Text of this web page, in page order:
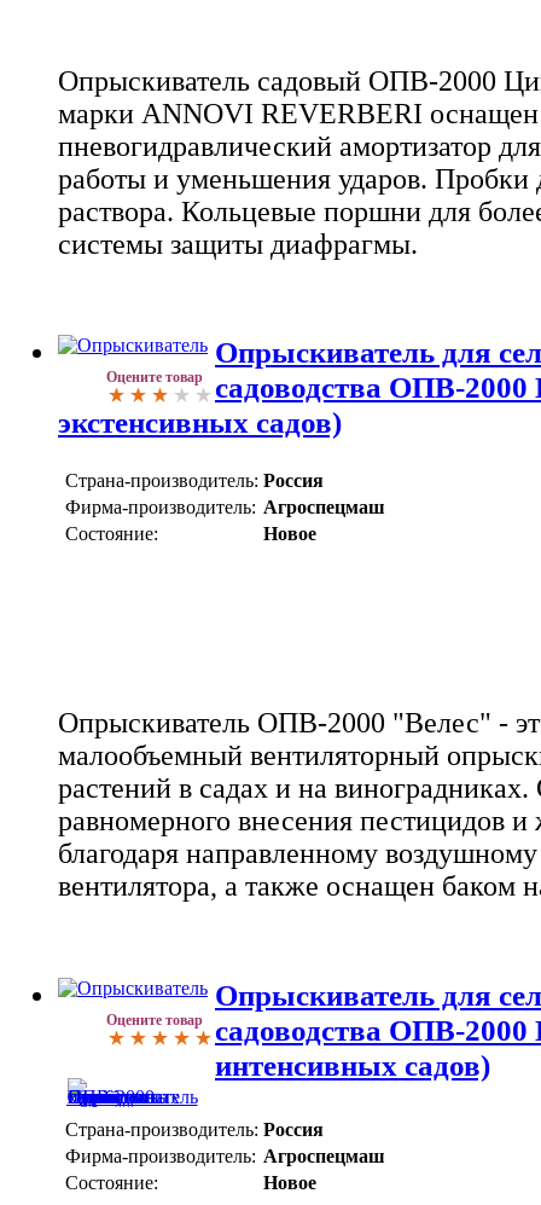
Опрыскиватель садовый ОПВ-2000
марки ANNOVI REVERBERI
пневогидравлический амортизатор
работы и уменьшения ударов. Пробки
раствора. Кольцевые поршни для
системы защиты диафрагмы.
Оцените товар
Опрыскиватель для
садоводства ОПВ-2000
экстенсивных садов)
Страна-производитель: Россия
Фирма-производитель: Агроспецмаш
Состояние:
Новое
Опрыскиватель ОПВ-2000 "Велес" -
малообъемный вентиляторный
растений в садах и на
равномерного внесения пестицидов
благодаря направленному
вентилятора, а также оснащен баком
Оцените товар
Опрыскиватель для
садоводства ОПВ-2000
интенсивных садов)
Страна-производитель: Россия
Фирма-производитель: Агроспецмаш
Состояние:
Новое